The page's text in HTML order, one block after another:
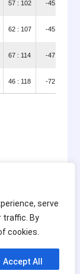
serve
traffic. By
cookies.
Accept All